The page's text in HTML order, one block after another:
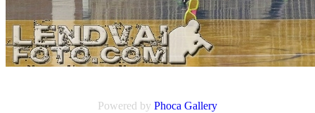
Powered by Phoca Gallery